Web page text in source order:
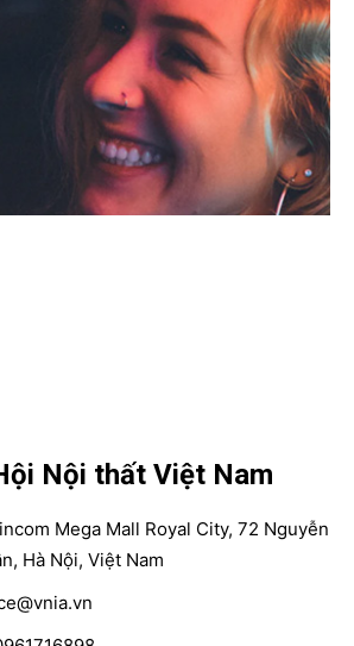
Nội thất Việt Nam
Mega Mall Royal City, 72 Nguyễn
Hà Nội, Việt Nam